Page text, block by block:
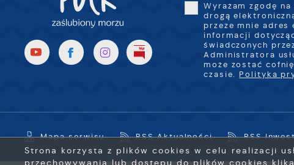
Wyrażam zgodę
drogą
przeze mnie adres
informacji
świadczonych
Administratora
może zostać
czasie. Polityka
Mapa serwisu RSS Aktualności RSS
Strona korzysta z plików cookies w celu realizacji